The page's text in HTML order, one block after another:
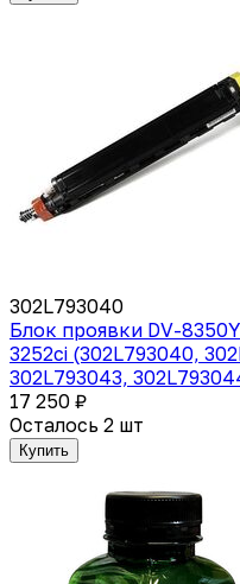
302L793040
Блок проявки DV-
3252ci (302L793040,
302L793043,
17 250 ₽
Осталось 2 шт
Купить